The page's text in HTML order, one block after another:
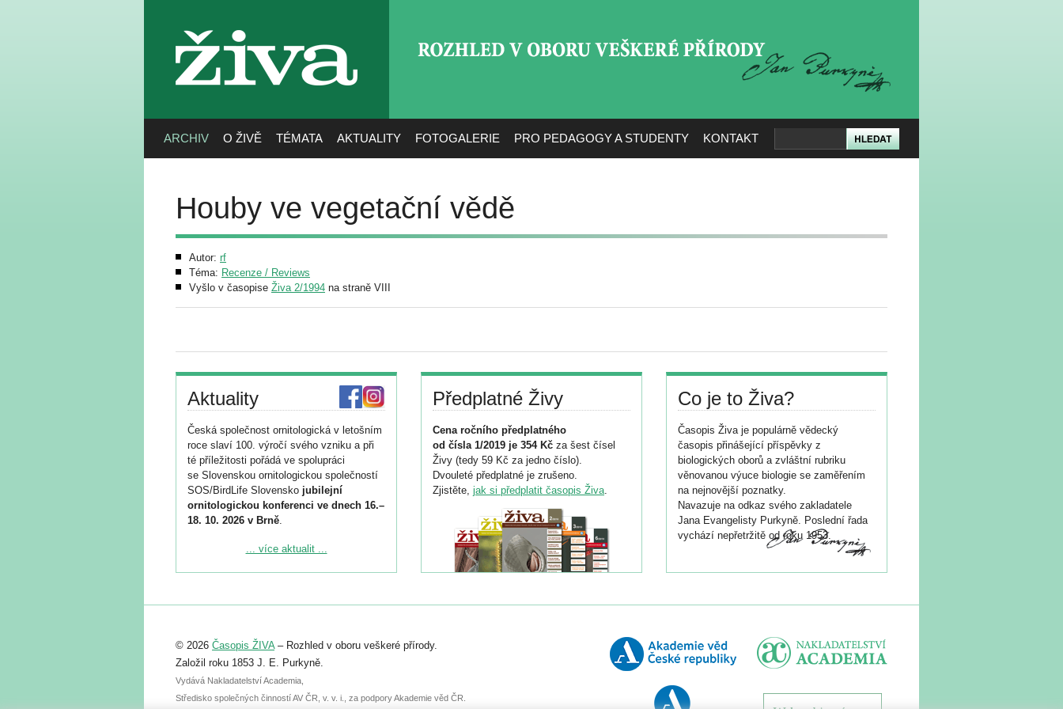
živa
ARCHIV O ŽIVĚ TÉMATA AKTUALITY FOTOGALERIE PRO PEDAGOGY A STUDENTY KONTAKT
Houby ve vegetační vědě
Autor: rf
Téma: Recenze / Reviews
Vyšlo v časopise Živa 2/1994 na straně VIII
Aktuality
Česká společnost ornitologická v letošním
roce slaví 100. výročí svého vzniku a při
té příležitosti pořádá ve spolupráci
se Slovenskou ornitologickou společností
SOS/BirdLife Slovensko jubilejní
ornitologickou konferenci ve dnech 16.–
18. 10. 2026 v Brně.
Podrobnější informace ke konferenci
Registrovat se můžete do 6. září.
abstraktu přihlášené přednášky nebo
posteru je už 30. června.
... více aktualit ...
Předplatné Živy
Cena ročního předplatného
od čísla 1/2019 je 354 Kč za šest čísel
Živy (tedy 59 Kč za jedno číslo).
Dvouleté předplatné je zrušeno.
Zjistěte, jak si předplatit časopis Živa.
Co je to Živa?
Časopis Živa je populárně vědecký
časopis přinášející příspěvky z
biologických oborů a zvláštní rubriku
věnovanou výuce biologie se zaměřením
na nejnovější poznatky.
Navazuje na odkaz svého zakladatele
Jana Evangelisty Purkyně. Poslední řada
vychází nepřetržitě od roku 1953.
© 2026 Časopis ŽIVA– Rozhled v oboru veškeré přírody.
Založil roku 1853 J. E. Purkyně.
Vydává Nakladatelství Academia,
Středisko společných činností AV ČR, v. v. i., za podpory Akademie věd ČR.